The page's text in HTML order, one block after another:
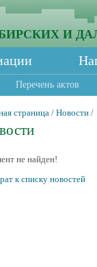
И
Перечень актов
страница / Новости /
не найден!
к списку новостей